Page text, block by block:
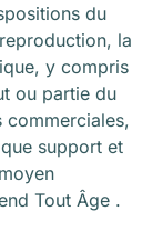
du
la
y compris
ou partie du
commerciales,
support et
Tout Âge .